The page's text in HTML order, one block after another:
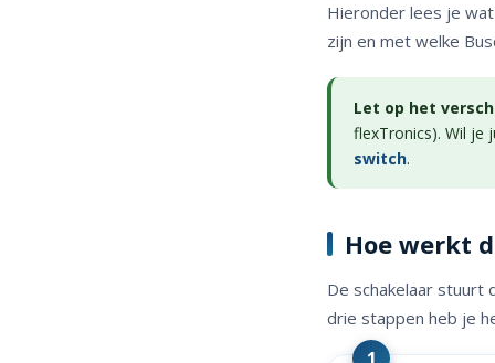
Hieronder lees je
zijn en met welke
Let op het
flexTronics). Wil je
switch.
Hoe werkt
De schakelaar stuurt
drie stappen heb je